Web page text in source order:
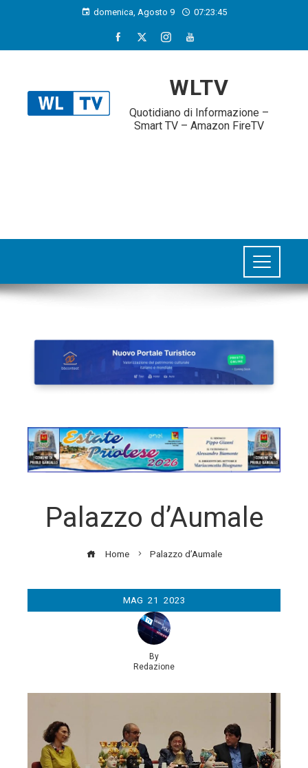
domenica, Agosto 9 07:23:46
WLTV
Quotidiano di Informazione –
Smart TV – Amazon FireTV
Palazzo d’Aumale
Home Palazzo d’Aumale
MAG 21 2023
By
Redazione